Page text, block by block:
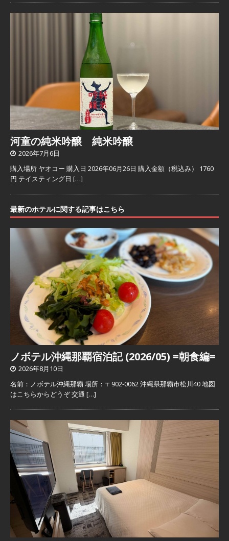
河童の純米吟醸 純米吟醸
2026年7月6日
購入場所 ヤオコー 購入日 2026年06月26日 購入金額（税込み） 1760
円 テイスティング日 […]
最新のホテルに関する記事はこちら
ノボテル沖縄那覇宿泊記 (2026/05) =朝食編=
2026年8月10日
名前：ノボテル沖縄那覇 場所：〒902-0062 沖縄県那覇市松川40 地図
はこちらからどうぞ 交通 […]